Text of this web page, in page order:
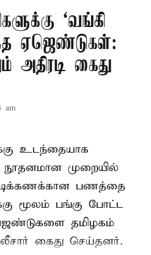
‘வங்கி
ஏஜெண்டுகள்:
அதிரடி கைது
am
உடந்தையாக
முறையில்
பணத்தை
மூலம் பங்கு போட்ட
தமிழகம்
கைது செய்தனர்.